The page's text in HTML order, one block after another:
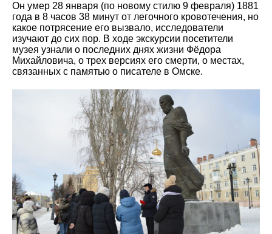
Он умер 28 января (по новому стилю 9 февраля) 1881
года в 8 часов 38 минут от легочного кровотечения, но
какое потрясение его вызвало, исследователи
изучают до сих пор. В ходе экскурсии посетители
музея узнали о последних днях жизни Фёдора
Михайловича, о трех версиях его смерти, о местах,
связанных с памятью о писателе в Омске.